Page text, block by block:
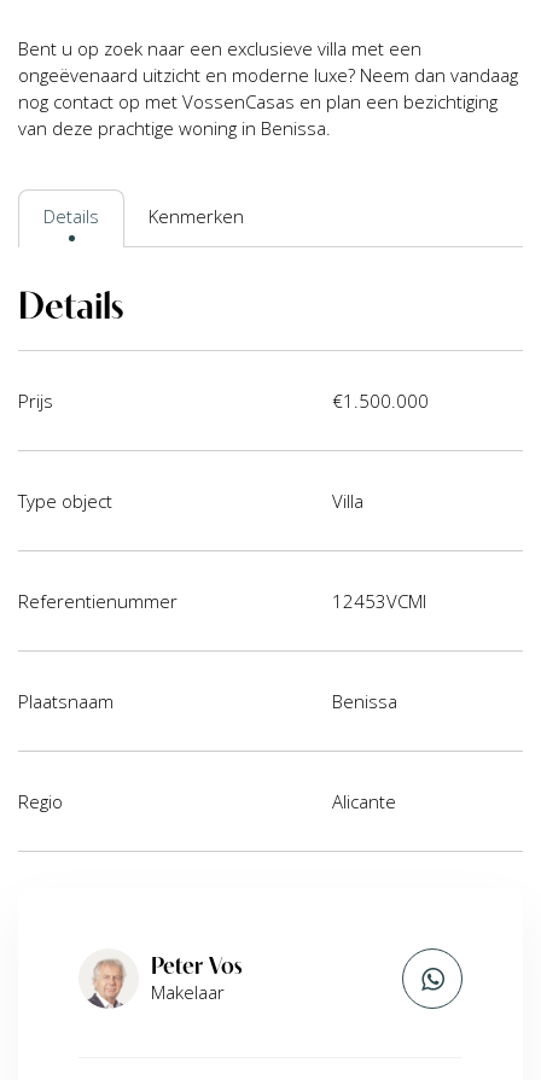
Bent u op zoek naar een exclusieve villa met een
ongeëvenaard uitzicht en moderne luxe? Neem dan vandaag
nog contact op met VossenCasas en plan een bezichtiging
van deze prachtige woning in Benissa.
Details Kenmerken
Details
Prijs €1.500.000
Type object Villa
Referentienummer 12453VCMI
Plaatsnaam Benissa
Regio Alicante
Peter Vos
Makelaar